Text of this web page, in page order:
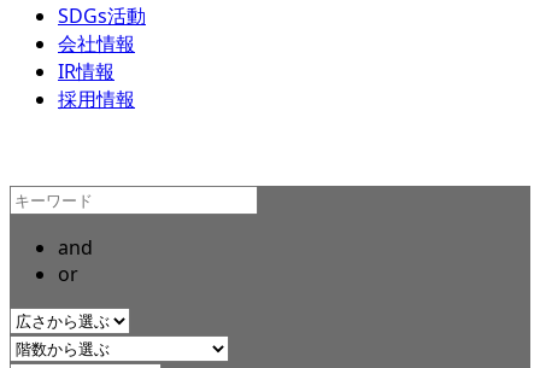
SDGs活動
会社情報
IR情報
採用情報
and
or